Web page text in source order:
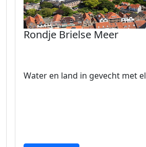
Rondje Brielse Meer
Water en land in gevecht met